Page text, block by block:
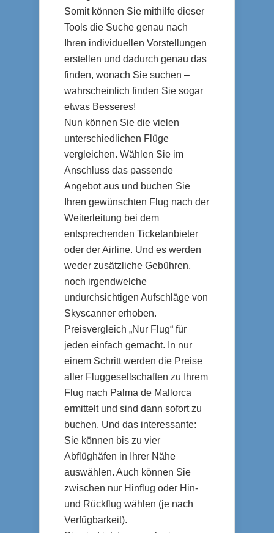
Somit können Sie mithilfe dieser
Tools die Suche genau nach
Ihren individuellen Vorstellungen
erstellen und dadurch genau das
finden, wonach Sie suchen –
wahrscheinlich finden Sie sogar
etwas Besseres!
Nun können Sie die vielen
unterschiedlichen Flüge
vergleichen. Wählen Sie im
Anschluss das passende
Angebot aus und buchen Sie
Ihren gewünschten Flug nach der
Weiterleitung bei dem
entsprechenden Ticketanbieter
oder der Airline. Und es werden
weder zusätzliche Gebühren,
noch irgendwelche
undurchsichtigen Aufschläge von
Skyscanner erhoben.
Preisvergleich „Nur Flug“ für
jeden einfach gemacht. In nur
einem Schritt werden die Preise
aller Fluggesellschaften zu Ihrem
Flug nach Palma de Mallorca
ermittelt und sind dann sofort zu
buchen. Und das interessante:
Sie können bis zu vier
Abflüghäfen in Ihrer Nähe
auswählen. Auch können Sie
zwischen nur Hinflug oder Hin-
und Rückflug wählen (je nach
Verfügbarkeit).